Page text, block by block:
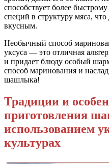
способствует более
специй в структуру мяса,
вкусным.
Необычный способ
уксуса — это отличная
и придает блюду особый
способ маринования и
шашлыка!
Традиции и
приготовления
использованием
культурах